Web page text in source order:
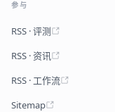
参与
RSS · 评测
RSS · 资讯
RSS · 工作流
Sitemap